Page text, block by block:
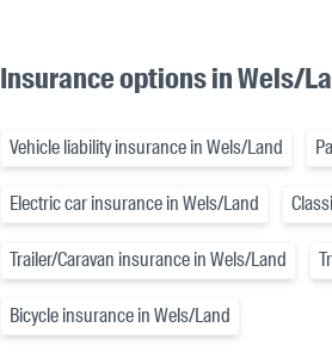
Insurance options in Wels/
Vehicle liability insurance in Wels/Land
Electric car insurance in Wels/Land
Trailer/Caravan insurance in Wels/Land
Bicycle insurance in Wels/Land